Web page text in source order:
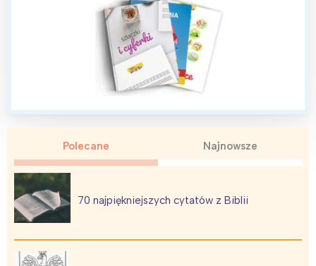
Polecane Najnowsze
70 najpiękniejszych cytatów z Biblii